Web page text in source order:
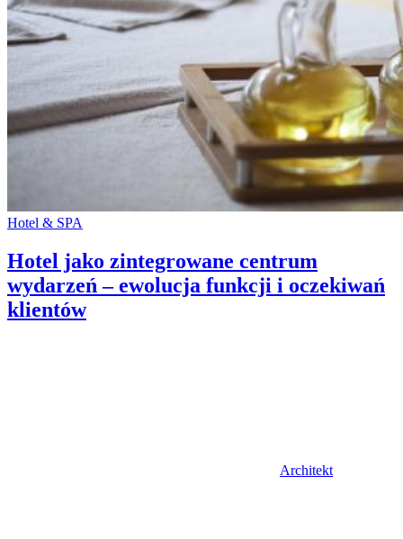
Categories:
Hotel & SPA
Hotel jako zintegrowane centrum
wydarzeń – ewolucja funkcji i oczekiwań
klientów
Architekt